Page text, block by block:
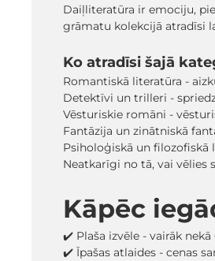
Daiļliteratūra ir emociju,
grāmatu kolekcijā atradīsi
Ko atradīsi šajā
Romantiskā literatūra -
Detektīvi un trilleri -
Vēsturiskie romāni -
Fantāzija un zinātniskā
Psiholoģiskā un filozofiskā
Neatkarīgi no tā, vai vēlies
Kāpēc
✔️ Plaša izvēle - vairāk
✔️ Īpašas atlaides - cenas